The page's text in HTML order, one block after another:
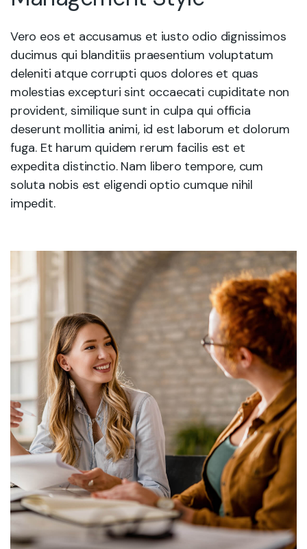
Vero eos et accusamus et iusto odio dignissimos
ducimus qui blanditiis praesentium voluptatum
deleniti atque corrupti quos dolores et quas
molestias excepturi sint occaecati cupiditate non
provident, similique sunt in culpa qui officia
deserunt mollitia animi, id est laborum et dolorum
fuga. Et harum quidem rerum facilis est et
expedita distinctio. Nam libero tempore, cum
soluta nobis est eligendi optio cumque nihil
impedit.